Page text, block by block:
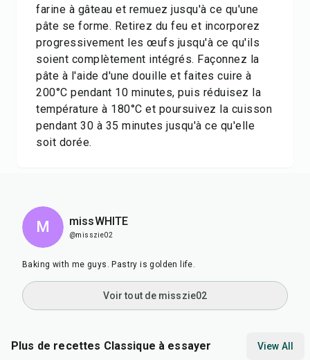
farine à gâteau et remuez jusqu'à ce qu'une
pâte se forme. Retirez du feu et incorporez
progressivement les œufs jusqu'à ce qu'ils
soient complètement intégrés. Façonnez la
pâte à l'aide d'une douille et faites cuire à
200°C pendant 10 minutes, puis réduisez la
température à 180°C et poursuivez la cuisson
pendant 30 à 35 minutes jusqu'à ce qu'elle
soit dorée.
M missWHITE
@misszie02
Baking with me guys. Pastry is golden life.
Voir tout de misszie02
Plus de recettes Classique à essayer View All